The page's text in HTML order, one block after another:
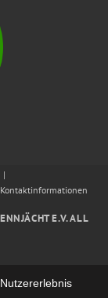
Kontaktinformationen
E.V. ALL